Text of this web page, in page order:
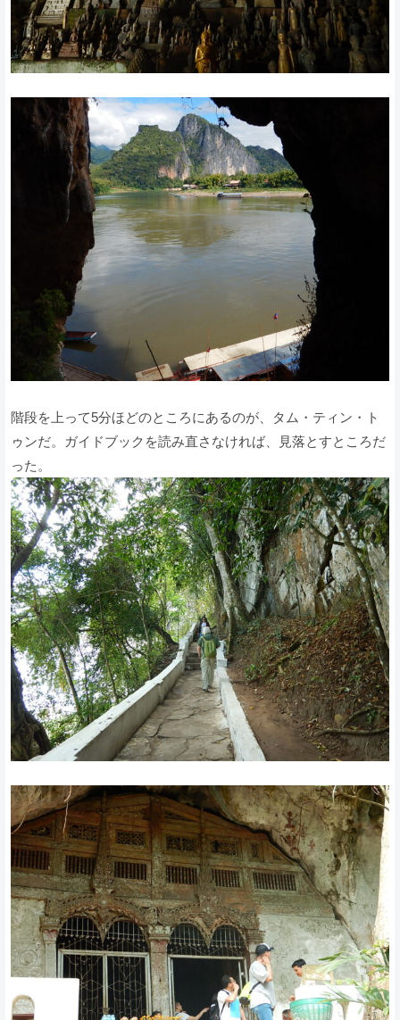
階段を上って5分ほどのところにあるのが、タム・ティン・ト
ゥンだ。ガイドブックを読み直さなければ、見落とすところだ
った。